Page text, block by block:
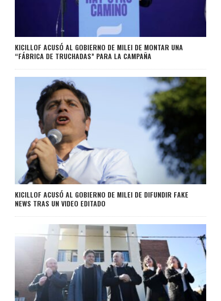
KICILLOF ACUSÓ AL GOBIERNO DE MILEI DE MONTAR UNA
“FÁBRICA DE TRUCHADAS” PARA LA CAMPAÑA
KICILLOF ACUSÓ AL GOBIERNO DE MILEI DE DIFUNDIR FAKE
NEWS TRAS UN VIDEO EDITADO